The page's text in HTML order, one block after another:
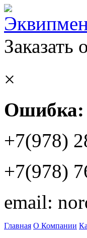
Заказать
×
Ошибка:
+7(978)
+7(978)
email:
Главная О Компании